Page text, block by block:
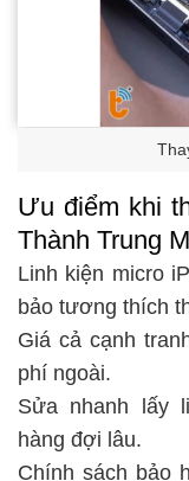
Ưu điểm khi
Thành Trung
Linh kiện micro
bảo tương thích
Giá cả cạnh
phí ngoài.
Sửa nhanh lấy
hàng đợi lâu.
Chính sách bảo